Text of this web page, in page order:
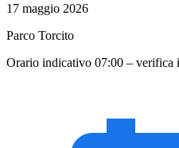
17 maggio 2026
Parco Torcito
Orario indicativo 07:00 – verifica